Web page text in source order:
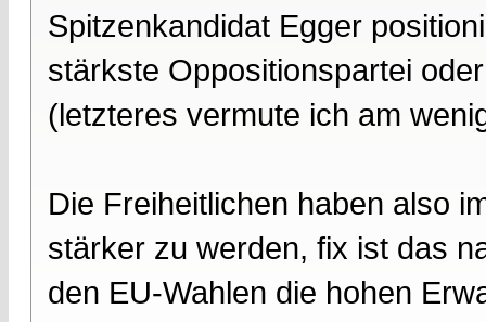
Spitzenkandidat Egger
stärkste Oppositionspartei
(letzteres vermute ich am
Die Freiheitlichen haben also
stärker zu werden, fix ist das
den EU-Wahlen die hohen